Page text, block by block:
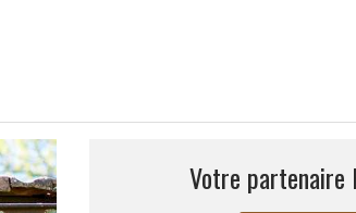
Votre partenaire